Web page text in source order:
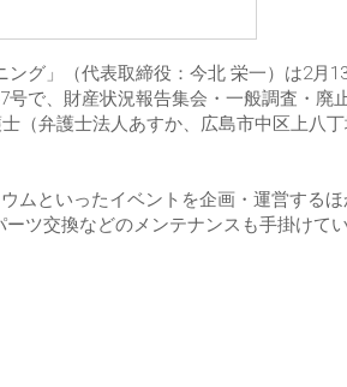
グ」（代表取締役：今北 栄一）は2月
で、財産状況報告集会・一般調査・廃
（弁護士法人あすか、広島市中区上八丁
ムといったイベントを企画・運営するほ
ツ交換などのメンテナンスも手掛けてい